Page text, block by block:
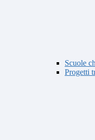
Scuole
Progetti